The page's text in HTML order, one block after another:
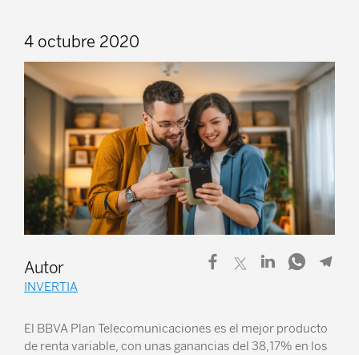
4 octubre 2020
Autor
INVERTIA
El BBVA Plan Telecomunicaciones es el mejor producto
de renta variable, con unas ganancias del 38,17% en los